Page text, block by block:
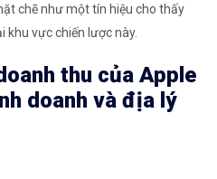
chẽ như một tín hiệu cho thấy
khu vực chiến lược này.
thu của Apple
doanh và địa lý